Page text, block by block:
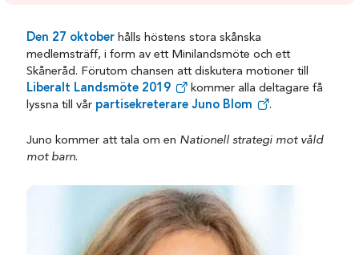
Den 27 oktober hålls höstens stora skånska
medlemsträff, i form av ett Minilandsmöte och ett
Skåneråd. Förutom chansen att diskutera motioner till
Liberalt Landsmöte 2019
kommer alla deltagare få
lyssna till vår partisekreterare Juno Blom .
Juno kommer att tala om en Nationell strategi mot våld
mot barn.